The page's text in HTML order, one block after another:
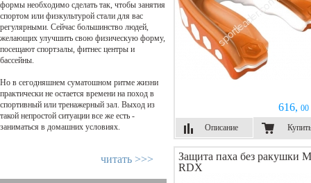
формы необходимо сделать так, чтобы занятия
спортом или физкультурой стали для вас
регулярными. Сейчас большинство людей,
желающих улучшить свою физическую форму,
посещают спортзалы, фитнес центры и
бассейны.
Но в сегодняшнем суматошном ритме жизни
практически не остается времени на поход в
спортивный или тренажерный зал. Выход из
такой непростой ситуации все же есть -
заниматься в домашних условиях.
читать >>>
616, 00
Описание
Купить
Защита паха без ракушки
RDX